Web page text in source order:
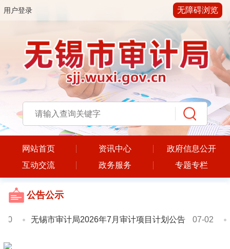
用户登录 无障碍浏览
网站首页 资讯中心
政府信息公开
互动交流
政务服务 专题专栏
公告公示
无锡市审计局2026年7月审计项目计划公告 07-02